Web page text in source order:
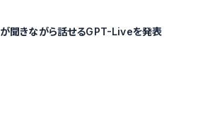
聞きながら話せるGPT-Liveを発表